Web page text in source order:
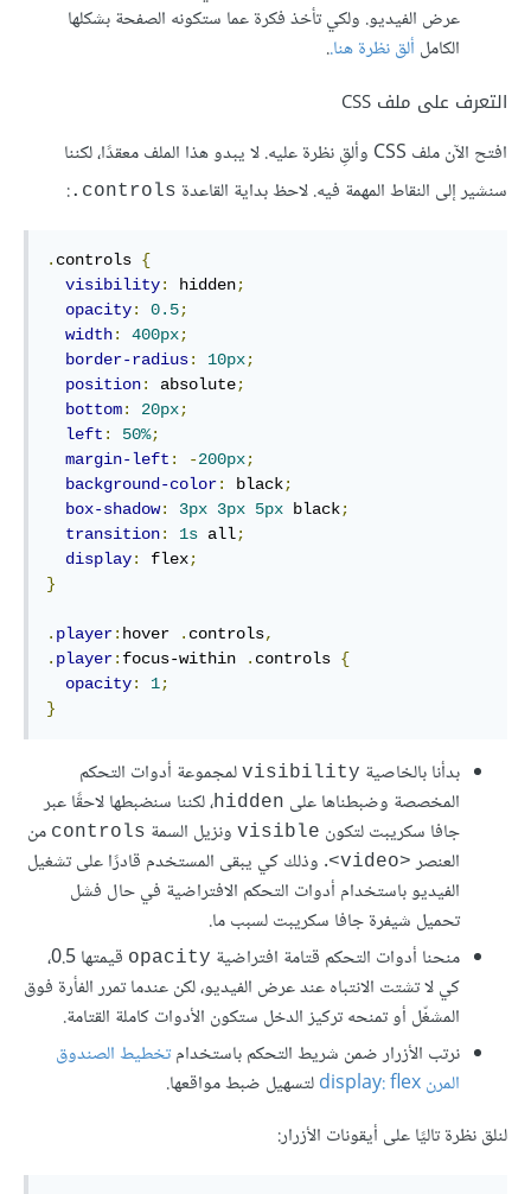
عرض الفيديو. ولكي تأخذ فكرة عما ستكونه الصفحة بشكلها
الكامل ألق نظرة هنا..
التعرف على ملف CSS
افتح اﻵن ملف CSS وألقِ نظرة عليه. لا يبدو هذا الملف معقدًا، لكننا
سنشير إلى النقاط المهمة فيه. لاحظ بداية القاعدة controls.
:
. controls {
visibility: hidden;
opacity: 0.5;
width: 400px;
border-radius: 10px;
position: absolute;
bottom: 20px;
left : 50%;
margin-left : -200px;
background-color: black;
box-shadow: 3px 3px 5px black;
transition: 1s all;
display: flex;
}
. player: hover . controls,
. player: focus-within . controls {
opacity: 1;
}
بدأنا بالخاصية visibility لمجموعة أدوات التحكم
المخصصة وضبطناها على hidden، لكننا سنضبطها لاحقًا عبر
جافا سكريبت لتكون visible ونزيل السمة controls من
العنصر <video>
. وذلك كي يبقى المستخدم قادرًا على تشغيل
الفيديو باستخدام أدوات التحكم الافتراضية في حال فشل
تحميل شيفرة جافا سكريبت لسبب ما.
منحنا أدوات التحكم قتامة افتراضية opacity
قيمتها 0.5،
كي لا تشتت الانتباه عند عرض الفيديو، لكن عندما تمرر الفأرة فوق
المشغّل أو تمنحه تركيز الدخل ستكون اﻷدوات كاملة القتامة.
نرتب اﻷزرار ضمن شريط التحكم باستخدامتخطيط الصندوق
المرن display: flex
لتسهيل ضبط مواقعها.
لنلق نظرة تاليًا على أيقونات اﻷزرار: